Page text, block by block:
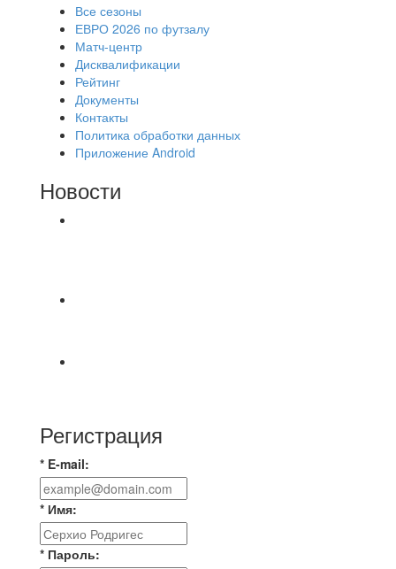
Все сезоны
ЕВРО 2026 по футзалу
Матч-центр
Дисквалификации
Рейтинг
Документы
Контакты
Политика обработки данных
Приложение Android
Новости
Регистрация
* E-mail:
* Имя:
* Пароль: